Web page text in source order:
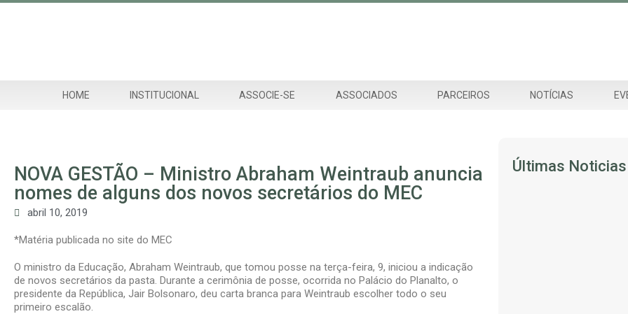
HOME INSTITUCIONAL ASSOCIE-SE ASSOCIADOS PARCEIROS NOTÍCIAS
NOVA GESTÃO – Ministro Abraham Weintraub anuncia
nomes de alguns dos novos secretários do MEC
abril 10, 2019
*Matéria publicada no site do MEC
O ministro da Educação, Abraham Weintraub, que tomou posse na terça-feira, 9, iniciou a indicação
de novos secretários da pasta. Durante a cerimônia de posse, ocorrida no Palácio do Planalto, o
presidente da República, Jair Bolsonaro, deu carta branca para Weintraub escolher todo o seu
primeiro escalão.
Últimas Noticias